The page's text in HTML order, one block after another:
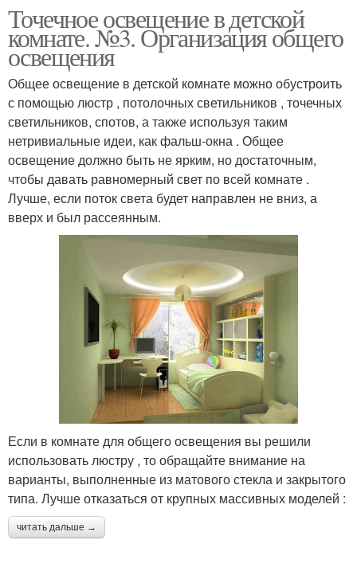
Точечное освещение в детской
комнате. №3. Организация общего
освещения
Общее освещение в детской комнате можно обустроить
с помощью люстр , потолочных светильников , точечных
светильников, спотов, а также используя таким
нетривиальные идеи, как фальш-окна . Общее
освещение должно быть не ярким, но достаточным,
чтобы давать равномерный свет по всей комнате .
Лучше, если поток света будет направлен не вниз, а
вверх и был рассеянным.
Если в комнате для общего освещения вы решили
использовать люстру , то обращайте внимание на
варианты, выполненные из матового стекла и закрытого
типа. Лучше отказаться от крупных массивных моделей :
читать дальше →